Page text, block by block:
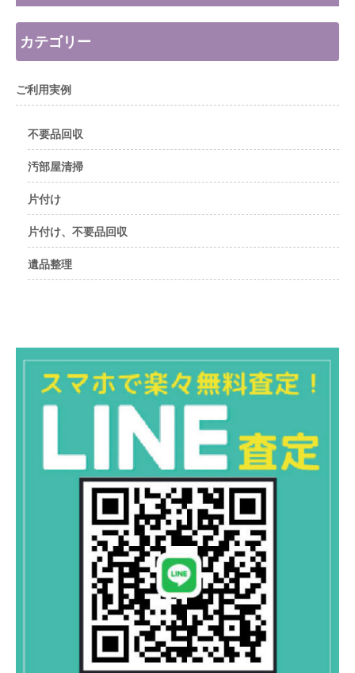
カテゴリー
ご利用実例
不要品回収
汚部屋清掃
片付け
片付け、不要品回収
遺品整理